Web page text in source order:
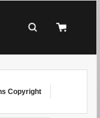
Copyright